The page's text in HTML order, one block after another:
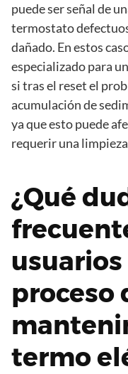
puede ser señal de
termostato
dañado. En estos
especializado para
si tras el reset el
acumulación de
ya que esto puede
requerir una
¿Qué
usuarios
proceso
termo